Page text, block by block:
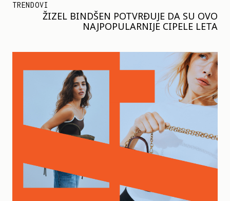
TRENDOVI
ŽIZEL BINDŠEN POTVRĐUJE DA SU OVO
NAJPOPULARNIJE CIPELE LETA